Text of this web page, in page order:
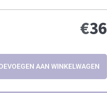
€36
AAN WINKELWAGEN